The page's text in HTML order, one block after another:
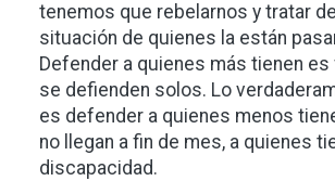
tenemos que rebelarnos y tratar
situación de quienes la están
Defender a quienes más tienen
se defienden solos. Lo
es defender a quienes menos
no llegan a fin de mes, a quienes
discapacidad.